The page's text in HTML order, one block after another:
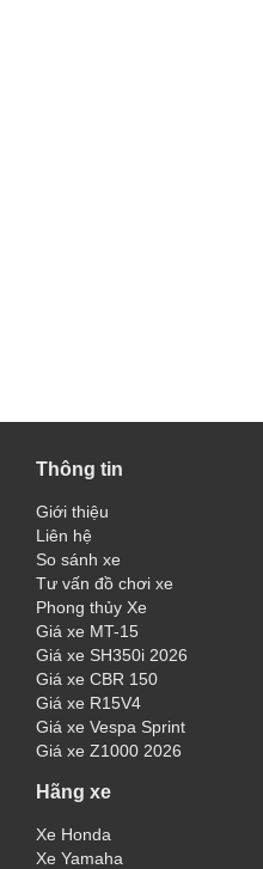
Thông tin
Giới thiệu
Liên hệ
So sánh xe
Tư vấn đồ chơi xe
Phong thủy Xe
Giá xe MT-15
Giá xe SH350i 2026
Giá xe CBR 150
Giá xe R15V4
Giá xe Vespa Sprint
Giá xe Z1000 2026
Hãng xe
Xe Honda
Xe Yamaha